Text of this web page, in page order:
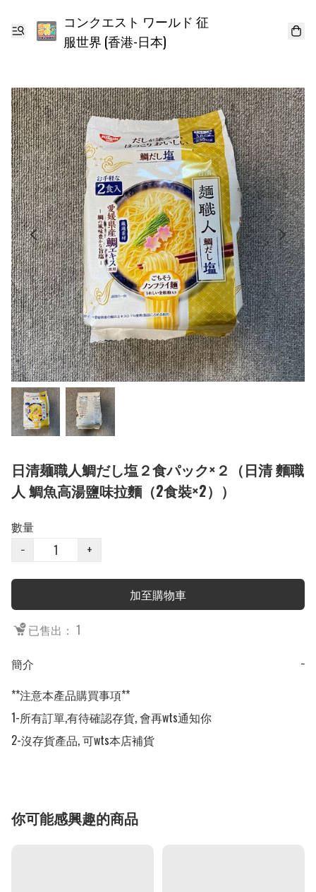
コンクエスト ワールド 征
服世界 (香港-日本)
日清麺職人鯛だし塩２食パック×２（日清 麵職
人 鯛魚高湯鹽味拉麵（2食裝×2））
數量
−
+
加至購物車
已售出： 1
簡介
−
**注意本產品購買事項**
1-所有訂單,有待確認存貨, 會再wts通知你
2-沒存貨產品, 可wts本店補貨
你可能感興趣的商品